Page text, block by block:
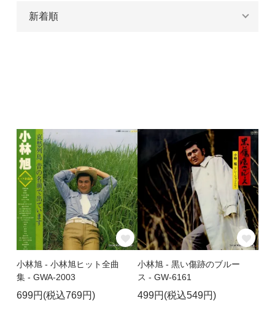
小林旭 - 小林旭ヒット全曲
集 - GWA-2003
699円(税込769円)
小林旭 - 黒い傷跡のブルー
ス - GW-6161
499円(税込549円)